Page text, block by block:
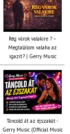
Rég várok valakire ? –
Megtalálom valaha az
igazit? | Gerry Music
Táncold át az éjszakát -
Gerry Music (Official Music